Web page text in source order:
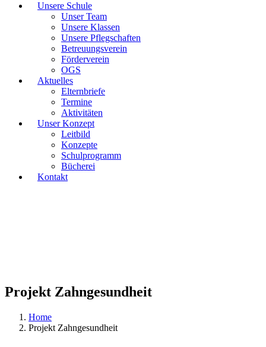
Unsere Schule
Unser Team
Unsere Klassen
Unsere Pflegschaften
Betreuungsverein
Förderverein
OGS
Aktuelles
Elternbriefe
Termine
Aktivitäten
Unser Konzept
Leitbild
Konzepte
Schulprogramm
Bücherei
Kontakt
Projekt Zahngesundheit
Home
Projekt Zahngesundheit